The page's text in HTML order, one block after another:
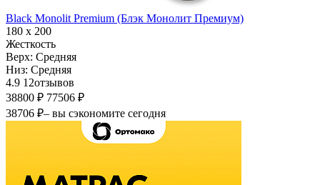
Black Monolit Premium (Блэк Монолит Премиум)
180 х 200
Жесткость
Верх: Средняя
Низ: Средняя
4.9 12отзывов
38800 ₽ 77506 ₽
38706 ₽– вы сэкономите сегодня